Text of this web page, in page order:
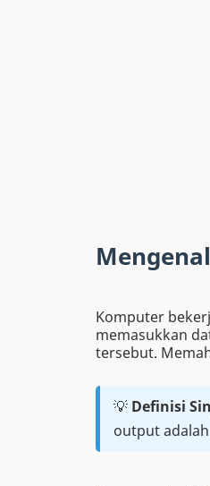
Komputer
memasukkan
tersebut.
💡 Definisi
output